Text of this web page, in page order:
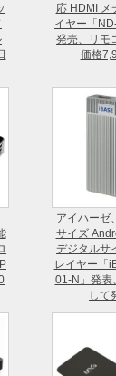
応 HDMI メ
イヤー「
発売、リモ
価格
アイハーゼ
サイズ
デジタルサ
レイヤー「
01-N」発表
して